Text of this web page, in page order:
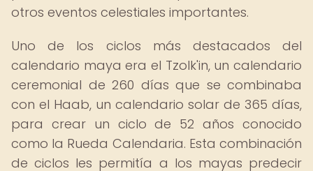
otros eventos celestiales importantes.
Uno de los ciclos más destacados del
calendario maya era el Tzolk'in, un calendario
ceremonial de 260 días que se combinaba
con el Haab, un calendario solar de 365 días,
para crear un ciclo de 52 años conocido
como la Rueda Calendaria. Esta combinación
de ciclos les permitía a los mayas predecir